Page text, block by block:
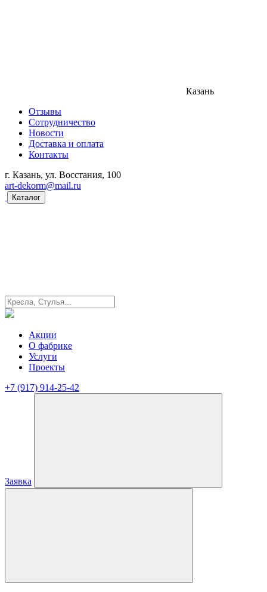
Казань
Отзывы
Сотрудничество
Новости
Доставка и оплата
Контакты
г. Казань, ул. Восстания, 100
art-dekorm@mail.ru
Каталог
Акции
О фабрике
Услуги
Проекты
+7 (917) 914-25-42
Заявка